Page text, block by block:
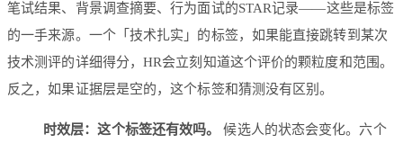
笔试结果、背景调查摘要、行为面试的STAR记录——这些是标签
的一手来源。一个「技术扎实」的标签，如果能直接跳转到某次
技术测评的详细得分，HR会立刻知道这个评价的颗粒度和范围。
反之，如果证据层是空的，这个标签和猜测没有区别。
时效层：这个标签还有效吗。
候选人的状态会变化。六个